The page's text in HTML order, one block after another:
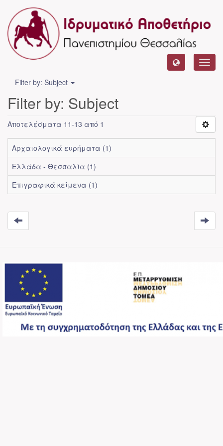
Filter by: Subject
Filter by: Subject
Αποτελέσματα 11-13 από 1
Αρχαιολογικά ευρήματα (1)
Ελλάδα - Θεσσαλία (1)
Επιγραφικά κείμενα (1)